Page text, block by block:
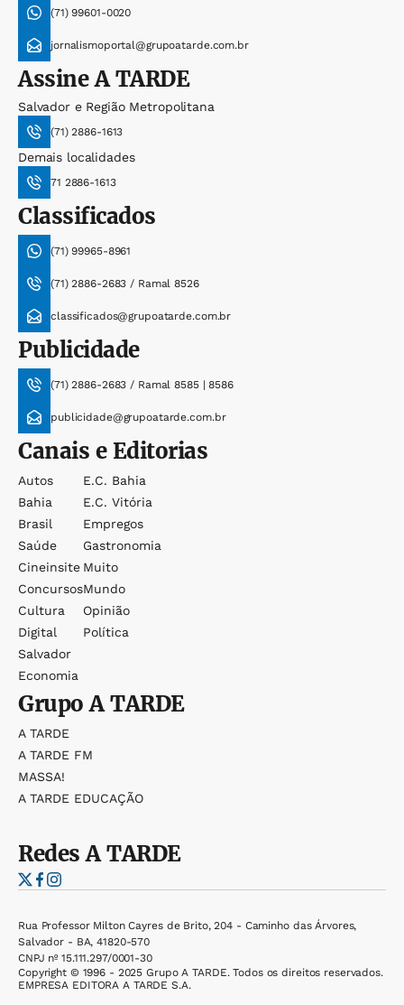
(71) 99601-0020
jornalismoportal@grupoatarde.com.br
AssineA TARDE
Salvador e Região Metropolitana
(71) 2886-1613
Demais localidades
71 2886-1613
Classificados
(71) 99965-8961
(71) 2886-2683 / Ramal 8526
classificados@grupoatarde.com.br
Publicidade
(71) 2886-2683 / Ramal 8585 | 8586
publicidade@grupoatarde.com.br
Canais e Editorias
Autos
Bahia
Brasil
Saúde
Cineinsite
Concursos
Cultura
Digital
Salvador
Economia
E.c. Bahia
E.c. Vitória
Empregos
Gastronomia
Muito
Mundo
Opinião
Política
GrupoA TARDE
A TARDE
A TARDE FM
MASSA!
A TARDE EDUCAÇÃO
RedesA TARDE
Rua Professor Milton Cayres de Brito, 204 - Caminho das Árvores,
Salvador - BA, 41820-570
CNPJ nº 15.111.297/0001-30
Copyright © 1996 - 2025 Grupo A TARDE. Todos os direitos reservados.
EMPRESA EDITORA A TARDE S.A.